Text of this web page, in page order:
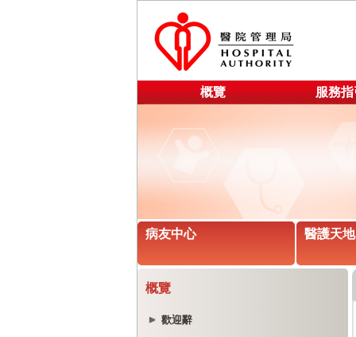
概覽 服務
病友中心 醫護天地
概覽
歡迎辭